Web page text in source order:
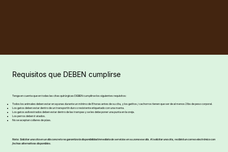
Requisitos que DEBEN cumplirse
Tenga en cuenta que en todas las citas quirúrgicas DEBEN cumplirse los siguientes requisitos:
Todos los animales deben estar en ayunas durante un mínimo de 8 horas antes de su cita, y los gatitos / cachorros tienen que ser de al menos 2 lbs de peso corporal.
Los gatos deben estar dentro de un transportín duro o resistente etiquetado con una manta.
Los gatos asilvestrados deben estar dentro de las trampas y se les debe poner una punta en la oreja.
Los perros deben ir atados.
No se aceptan collares de púas.
Nota: Solicitar una cita en un día concreto no garantiza la disponibilidad inmediata de servicios en su zona ese día. Al solicitar una cita, recibirá un correo electrónico con
fechas alternativas disponibles.